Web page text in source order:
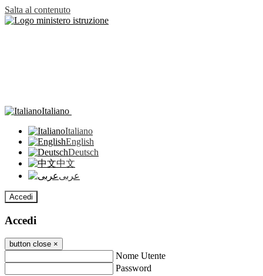
Salta al contenuto
Italiano
Italiano
English
Deutsch
中文
عربى
Accedi
Accedi
button close ×
Nome Utente
Password